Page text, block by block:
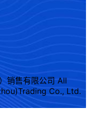
销售有限公司 All
Co., Ltd.